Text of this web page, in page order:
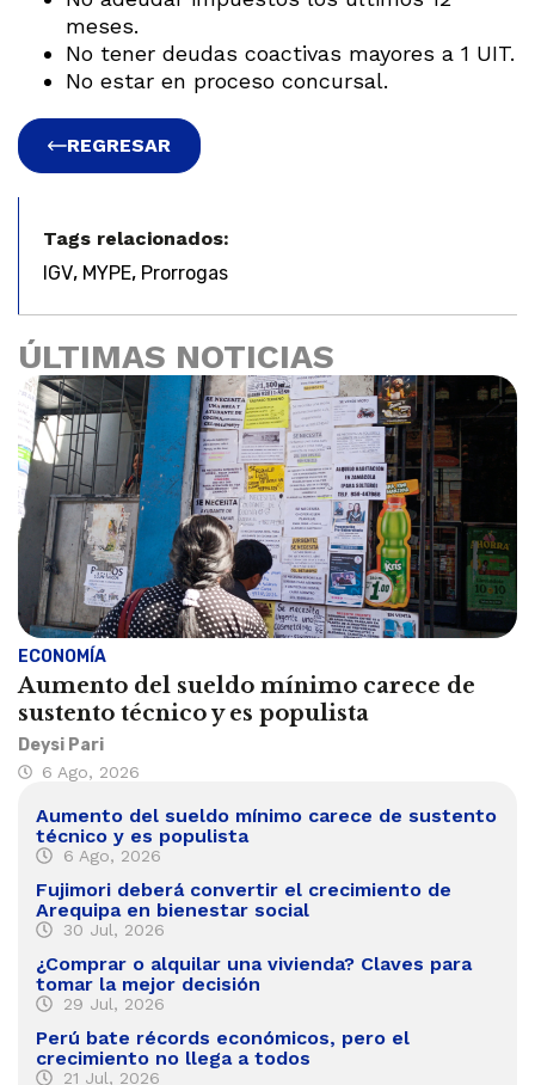
meses.
No tener deudas coactivas mayores a 1 UIT.
No estar en proceso concursal.
REGRESAR
Tags relacionados:
IGV, MYPE, Prorrogas
ÚLTIMAS NOTICIAS
ECONOMÍA
Aumento del sueldo mínimo carece de
sustento técnico y es populista
Deysi Pari
6 Ago, 2026
Aumento del sueldo mínimo carece de sustento
técnico y es populista
6 Ago, 2026
Fujimori deberá convertir el crecimiento de
Arequipa en bienestar social
30 Jul, 2026
¿Comprar o alquilar una vivienda? Claves para
tomar la mejor decisión
29 Jul, 2026
Perú bate récords económicos, pero el
crecimiento no llega a todos
21 Jul, 2026